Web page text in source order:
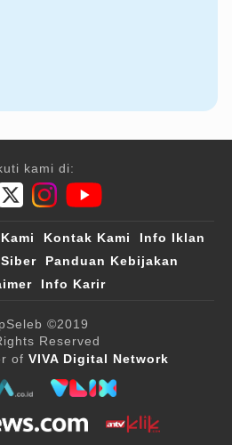
kami di:
Kontak Kami
Info Iklan
Panduan Kebijakan
Info Karir
©2019
Reserved
of VIVA Digital Network